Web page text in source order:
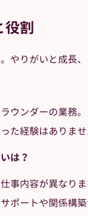
役割
やりがいと成長
ウンダーの業務
た経験はありま
は？
事内容が異なり
ポートや関係構